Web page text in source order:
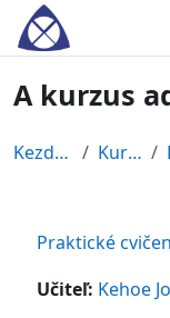
Tovább a fő
A kurzus
Kezdőoldal Kurzusok
Praktické
Učiteľ: Kehoe